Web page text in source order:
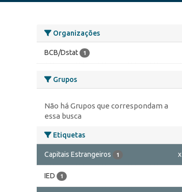
Organizações
BCB/Dstat 1
Grupos
Não há Grupos que correspondam a
essa busca
Etiquetas
Capitais Estrangeiros 1 x
IED 1